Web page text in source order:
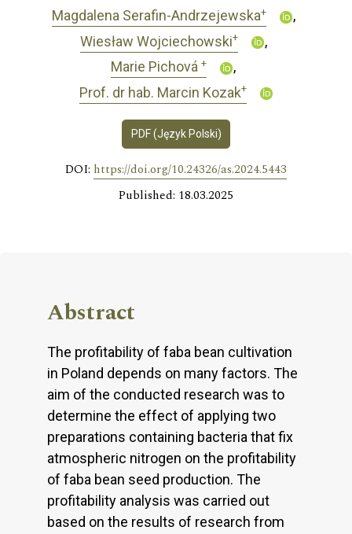
Magdalena Serafin-Andrzejewska+
Wiesław Wojciechowski+
Marie Pichová +
Prof. dr hab. Marcin Kozak+
PDF (Język Polski)
DOI: https://doi.org/10.24326/as.2024.5443
Published: 18.03.2025
Abstract
The profitability of faba bean cultivation
in Poland depends on many factors. The
aim of the conducted research was to
determine the effect of applying two
preparations containing bacteria that fix
atmospheric nitrogen on the profitability
of faba bean seed production. The
profitability analysis was carried out
based on the results of research from